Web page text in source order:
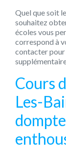
Quel que soit
souhaitez
écoles vous
correspond à
contacter
Cours
Les-